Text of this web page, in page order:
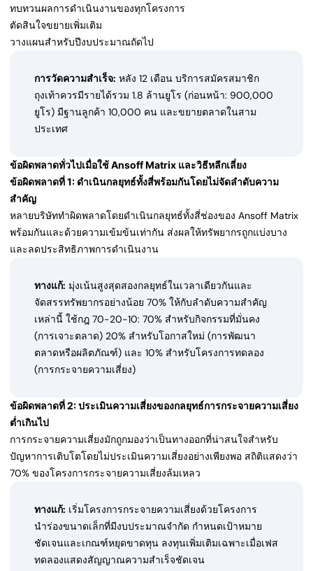
ทบทวนผลการดำเนินงานของทุกโครงการ
ตัดสินใจขยายเพิ่มเติม
วางแผนสำหรับปีงบประมาณถัดไป
การวัดความสำเร็จ: หลัง 12 เดือน บริการสมัครสมาชิก
ถุงเท้าควรมีรายได้รวม 1.8 ล้านยูโร (ก่อนหน้า: 900,000
ยูโร) มีฐานลูกค้า 10,000 คน และขยายตลาดในสาม
ประเทศ
ข้อผิดพลาดทั่วไปเมื่อใช้ Ansoff Matrix และวิธีหลีกเลี่ยง
ข้อผิดพลาดที่ 1: ดำเนินกลยุทธ์ทั้งสี่พร้อมกันโดยไม่จัดลำดับความ
สำคัญ
หลายบริษัททำผิดพลาดโดยดำเนินกลยุทธ์ทั้งสี่ช่องของ Ansoff Matrix
พร้อมกันและด้วยความเข้มข้นเท่ากัน ส่งผลให้ทรัพยากรถูกแบ่งบาง
และลดประสิทธิภาพการดำเนินงาน
ทางแก้: มุ่งเน้นสูงสุดสองกลยุทธ์ในเวลาเดียวกันและ
จัดสรรทรัพยากรอย่างน้อย 70% ให้กับลำดับความสำคัญ
เหล่านี้ ใช้กฎ 70-20-10: 70% สำหรับกิจกรรมที่มั่นคง
(การเจาะตลาด) 20% สำหรับโอกาสใหม่ (การพัฒนา
ตลาดหรือผลิตภัณฑ์) และ 10% สำหรับโครงการทดลอง
(การกระจายความเสี่ยง)
ข้อผิดพลาดที่ 2: ประเมินความเสี่ยงของกลยุทธ์การกระจายความเสี่ยง
ต่ำเกินไป
การกระจายความเสี่ยงมักถูกมองว่าเป็นทางออกที่น่าสนใจสำหรับ
ปัญหาการเติบโตโดยไม่ประเมินความเสี่ยงอย่างเพียงพอ สถิติแสดงว่า
70% ของโครงการกระจายความเสี่ยงล้มเหลว
ทางแก้: เริ่มโครงการกระจายความเสี่ยงด้วยโครงการ
นำร่องขนาดเล็กที่มีงบประมาณจำกัด กำหนดเป้าหมาย
ชัดเจนและเกณฑ์หยุดขาดทุน ลงทุนเพิ่มเติมเฉพาะเมื่อเฟส
ทดลองแสดงสัญญาณความสำเร็จชัดเจน